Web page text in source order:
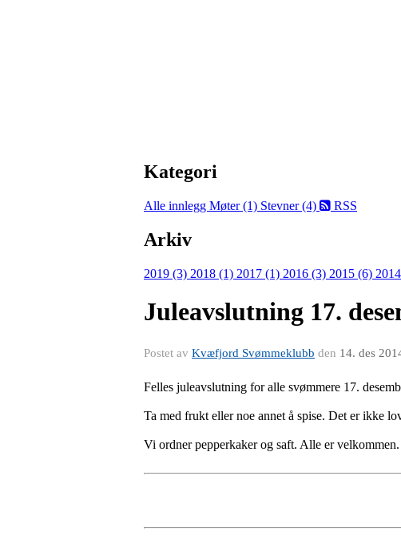
Kategori
Alle innlegg Møter (1) Stevner (4) RSS
Arkiv
2019 (3) 2018 (1) 2017 (1) 2016 (3) 2015 (6)
Juleavslutning 17.
Postet av Kvæfjord Svømmeklubb den 14. des
Felles juleavslutning for alle svømmere 17.
Ta med frukt eller noe annet å spise. Det er ikke
Vi ordner pepperkaker og saft. Alle er velkommen.